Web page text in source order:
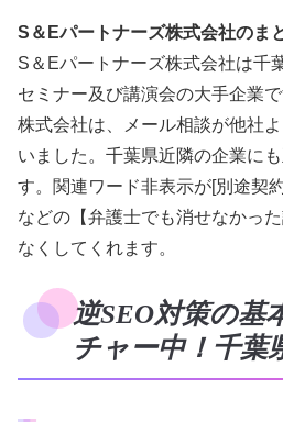
S＆Eパートナーズ株式会社のま
S＆Eパートナーズ株式会社は千
セミナー及び講演会の大手企業
株式会社は、メール相談が他社
いました。千葉県近隣の企業に
す。関連ワード非表示が[別途契
などの【弁護士でも消せなかっ
なくしてくれます。
逆SEO対策の基
チャー中！千葉